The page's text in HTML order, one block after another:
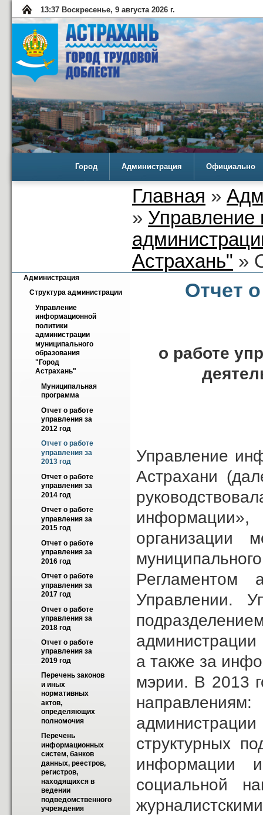
13:37 Воскресенье, 9 августа 2026 г.
Город Администрация Официально
Главная »
» Управление
Астрахань" »
Администрация
Структура администрации
Управление
информационной
политики
администрации
муниципального
образования
"Город
Астрахань"
Муниципальная
программа
Отчет о работе
управления за
2012 год
Отчет о работе
управления за
2013 год
Отчет о работе
управления за
2014 год
Отчет о работе
управления за
2015 год
Отчет о работе
управления за
2016 год
Отчет о работе
управления за
2017 год
Отчет о работе
управления за
2018 год
Отчет о работе
управления за
2019 год
Перечень законов
и иных
нормативных
актов,
определяющих
полномочия
Перечень
информационных
систем, банков
данных, реестров,
регистров,
находящихся в
ведении
подведомственного
учреждения
Отчет
о работе
Управление
Астрахани
организации
Регламентом
Управлении.
а также за
мэрии. В 2013
структурных
информации
социальной